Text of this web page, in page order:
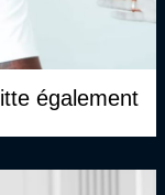
également